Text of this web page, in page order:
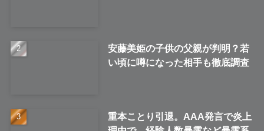
安藤美姫の子供の父親が判明？若
い頃に噂になった相手も徹底調査
重本ことり引退。AAA発言で炎上